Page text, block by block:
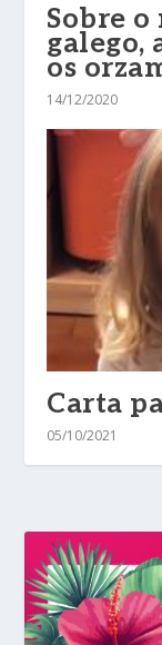
Sobre
galego,
os
14/12/2020
Carta
05/10/2021